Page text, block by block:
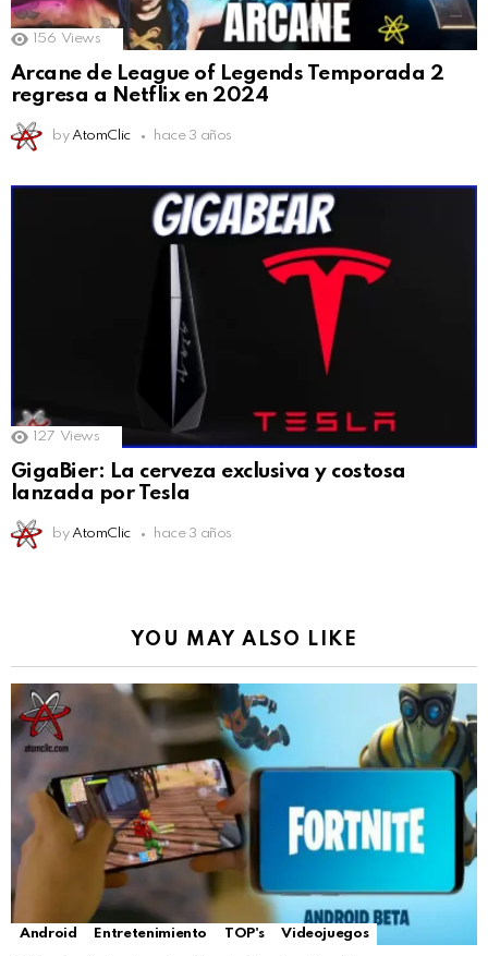
156 Views
Arcane de League of Legends Temporada 2
regresa a Netflix en 2024
by AtomClic hace 3 años
127 Views
GigaBier: La cerveza exclusiva y costosa
lanzada por Tesla
by AtomClic hace 3 años
YOU MAY ALSO LIKE
Android Entretenimiento TOP's Videojuegos